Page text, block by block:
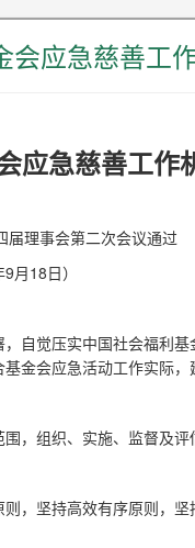
会应急慈善工
应急慈善工作
届理事会第二次会议通过
9月18日）
自觉压实中国社会福利
金会应急活动工作实际，
，组织、实施、监督及评
，坚持高效有序原则，坚